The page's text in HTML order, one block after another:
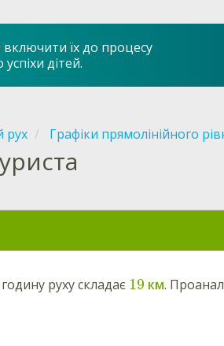
включити їх до процесу
дітей.
рух Графіки прямолінійного
руху складає 19 км.